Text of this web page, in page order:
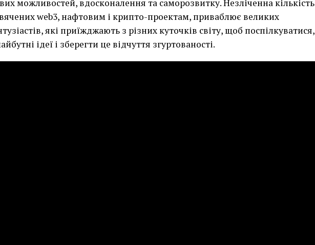
можливостей, вдосконалення та саморозвитку. Незліченна кількість
web3, нафтовим і крипто-проектам, приваблює великих
які приїжджають з різних куточків світу, щоб поспілкуватися,
ідеї і зберегти це відчуття згуртованості.